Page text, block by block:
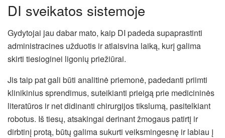
DI sveikatos sistemoje
Gydytojai jau dabar mato, kaip DI padeda supaprastinti
administracines užduotis ir atlaisvina laiką, kurį galima
skirti tiesioginei ligonių priežiūrai.
Jis taip pat gali būti analitinė priemonė, padedanti priimti
klinikinius sprendimus, suteikianti prieigą prie medicininės
literatūros ir net didinanti chirurgijos tikslumą, pasitelkiant
robotus. Iš tiesų, atsakingai derinant žmogaus patirtį ir
dirbtinį protą, būtų galima sukurti veiksmingesnę ir labiau į